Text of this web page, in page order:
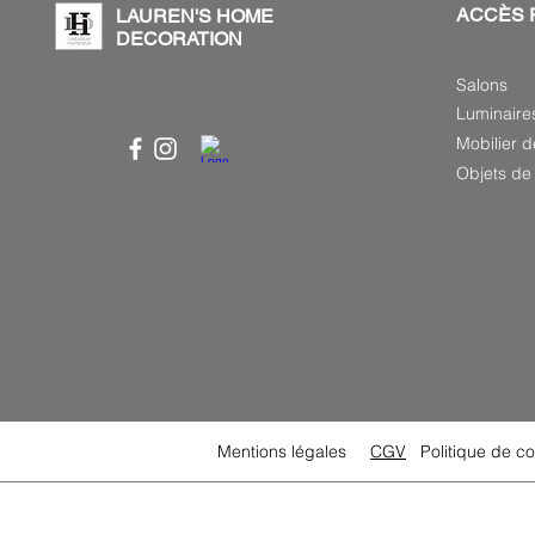
LAUREN'S HOME
DECORATION
ACCÈS
Salons
Mobilier
Objets
Mentions légales CGV Politique de